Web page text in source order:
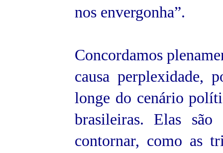
nos envergonha”.
Concordamos
causa perplexidade,
longe do cenário
brasileiras. Elas são
contornar, como as